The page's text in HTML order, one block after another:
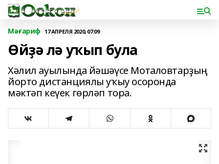
Мәғариф 17 АПРЕЛЯ 2020, 07:09
Өйҙә лә уҡып була
Хәлил ауылында йәшәүсе Моталовтарҙың
йорто дистанциялы уҡыу осоронда
мәктәп кеүек гөрләп тора.